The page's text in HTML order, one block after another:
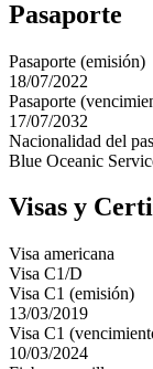
Pasaporte
Pasaporte (emisión)
18/07/2022
Pasaporte
17/07/2032
Nacionalidad del
Blue Oceanic
Visas y
Visa americana
Visa C1/D
Visa C1 (emisión)
13/03/2019
Visa C1
10/03/2024